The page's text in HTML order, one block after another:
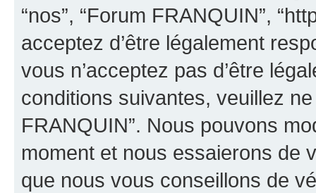
“nos”, “Forum FRANQUIN”,
acceptez d’être légalement
vous n’acceptez pas d’être
conditions suivantes, veuillez
FRANQUIN”. Nous pouvons
moment et nous essaierons de
que nous vous conseillons de